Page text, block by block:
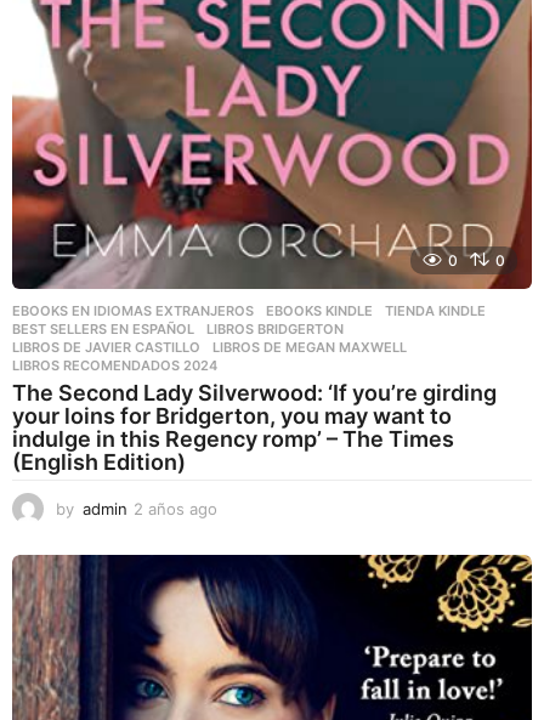
0 0
EBOOKS EN IDIOMAS EXTRANJEROS ,EBOOKS KINDLE ,TIENDA KINDLE
BEST SELLERS EN ESPAÑOL
,LIBROS BRIDGERTON
LIBROS DE JAVIER CASTILLO
,LIBROS DE MEGAN MAXWELL
LIBROS RECOMENDADOS 2024
The Second Lady Silverwood: ‘If you’re girding
your loins for Bridgerton, you may want to
indulge in this Regency romp’ – The Times
(English Edition)
by admin 2 años ago
ñ
o
s
a
g
o